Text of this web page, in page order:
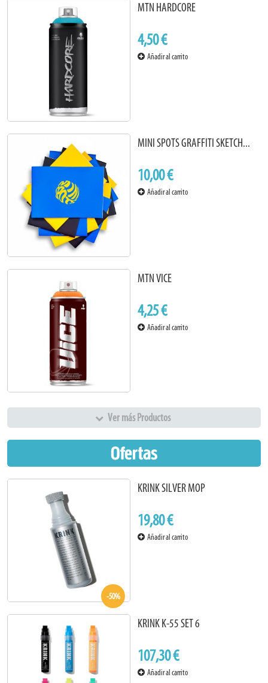
MTN HARDCORE
4,50 €
Añadir al carrito
MINI SPOTS GRAFFITI SKETCH...
10,00 €
Añadir al carrito
MTN VICE
4,25 €
Añadir al carrito
Ver más Productos
Ofertas
-50%
KRINK SILVER MOP
19,80 €
Añadir al carrito
KRINK K-55 SET 6
107,30 €
Añadir al carrito